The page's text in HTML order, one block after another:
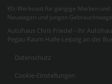
Kfz-Werkstatt für gängige Marken
Neuwagen und jungen
Autohaus Chris Friedel - Ihr
Pegau Raum Halle-Leipzig an der
Datenschutz
Cookie-Einstellungen